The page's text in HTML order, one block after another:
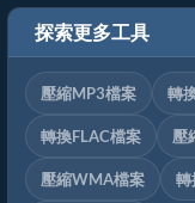
探索更多工具
壓縮MP3檔案 轉
轉換FLAC檔案 壓
壓縮WMA檔案